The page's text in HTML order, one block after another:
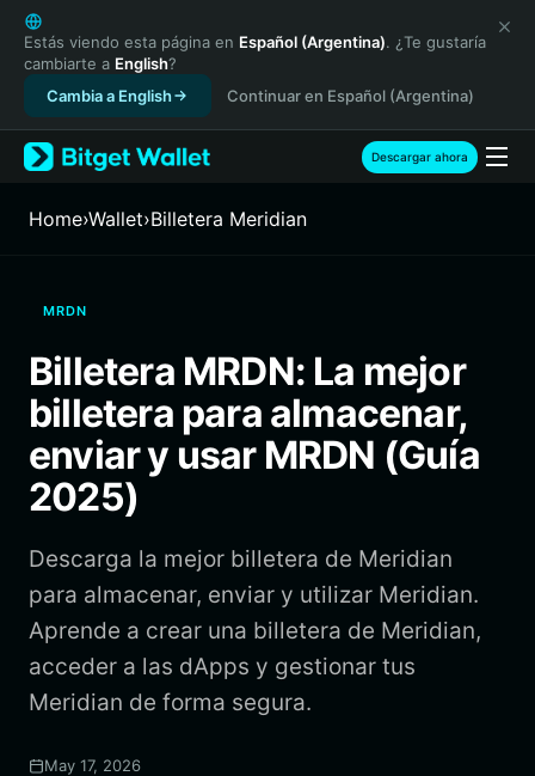
English
日本語
Tiếng Việt
Русский
Español (Latinoamérica)
Türkçe
Français
繁體中文
Bahasa Indonesia
ภาษาไทย
Español
Português (Brasil)
Estás viendo esta página en Español (Argentina). ¿Te gustaría
cambiarte a English?
Cambia a English
Continuar en Español (Argentina)
Descargar ahora
Home›Wallet›Billetera Meridian
MRDN
Billetera MRDN: La mejor
billetera para almacenar,
enviar y usar MRDN (Guía
2025)
Descarga la mejor billetera de Meridian
para almacenar, enviar y utilizar Meridian.
Aprende a crear una billetera de Meridian,
acceder a las dApps y gestionar tus
Meridian de forma segura.
May 17, 2026